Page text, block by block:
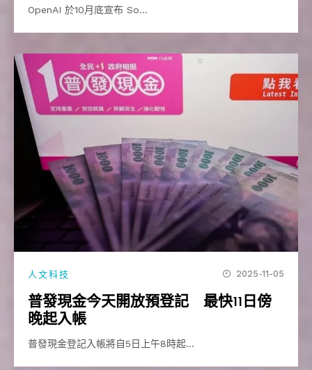
OpenAI 於10月底宣布 So…
人文科技 2025-11-05
普發現金今天開放預登記 最快11日傍
晚起入帳
普發現金登記入帳將自5日上午8時起…